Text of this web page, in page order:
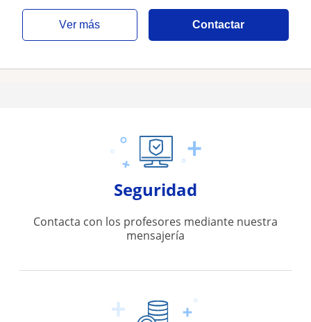
ver más Contactar
Seguridad
Contacta con los profesores mediante nuestra
mensajería